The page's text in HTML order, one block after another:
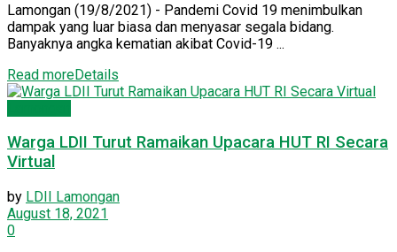
Lamongan (19/8/2021) - Pandemi Covid 19 menimbulkan
dampak yang luar biasa dan menyasar segala bidang.
Banyaknya angka kematian akibat Covid-19 ...
Read moreDetails
Warga LDII Turut Ramaikan Upacara HUT RI Secara
Virtual
by LDII Lamongan
August 18, 2021
0